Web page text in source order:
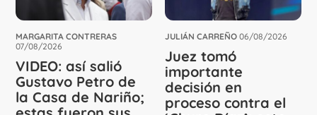
MARGARITA CONTRERAS
07/08/2026
VIDEO: así salió
Gustavo Petro de
la Casa de Nariño;
JULIÁN CARREÑO 06/08/2026
Juez tomó
importante
decisión en
proceso contra el